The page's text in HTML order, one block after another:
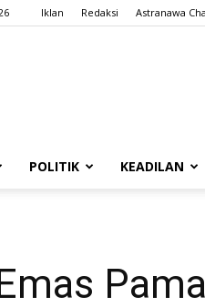
Iklan Redaksi Astranawa
POLITIK KEADILAN